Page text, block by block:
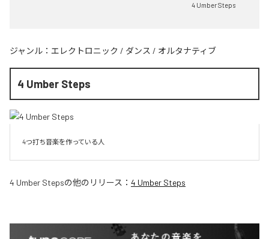
4 Umber Steps
ジャンル： エレクトロニック / ダンス / オルタナティブ
4 Umber Steps
4つ打ち音楽を作っている人
4 Umber Stepsの他のリリース： 4 Umber Steps